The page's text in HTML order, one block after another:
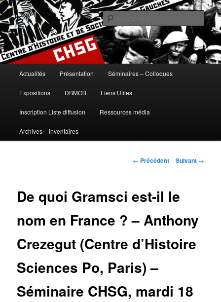
Aller
au
contenu
principalCentre d'Histoire et de Sociologie
des Gauches
histoire, gauches, gauche, communisme, syndicalisme, ouvrier, socialisme,
trotskysme, anarchisme, mouvement, emancipation, ULB
principal
Actualités Présentation Séminaires – Colloques
Expositions DBMOB Liens Utiles
Inscription Liste diffusion Ressources média
Archives – inventaires
Navigation
← Précédent Suivant →
De quoi Gramsci est-il le
nom en France ? – Anthony
Crezegut (Centre d’Histoire
Sciences Po, Paris) –
Séminaire CHSG, mardi 18